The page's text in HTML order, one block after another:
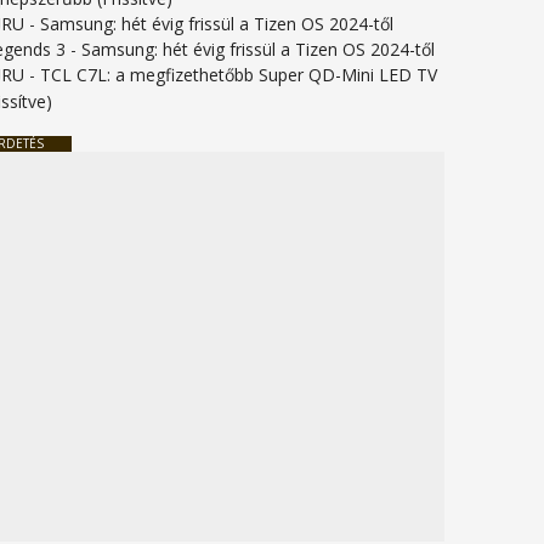
-Samsung: hét évig frissül a Tizen OS 2024-től
3 -Samsung: hét évig frissül a Tizen OS 2024-től
- TCL C7L: a megfizethetőbb Super QD-Mini LED TV